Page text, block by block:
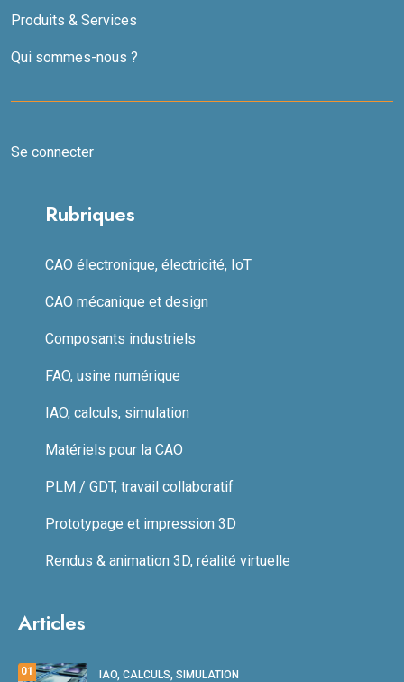
Produits & Services
Qui sommes-nous ?
Se connecter
Rubriques
CAO électronique, électricité, IoT
CAO mécanique et design
Composants industriels
FAO, usine numérique
IAO, calculs, simulation
Matériels pour la CAO
PLM / GDT, travail collaboratif
Prototypage et impression 3D
Rendus & animation 3D, réalité virtuelle
Articles
01 IAO, CALCULS, SIMULATION